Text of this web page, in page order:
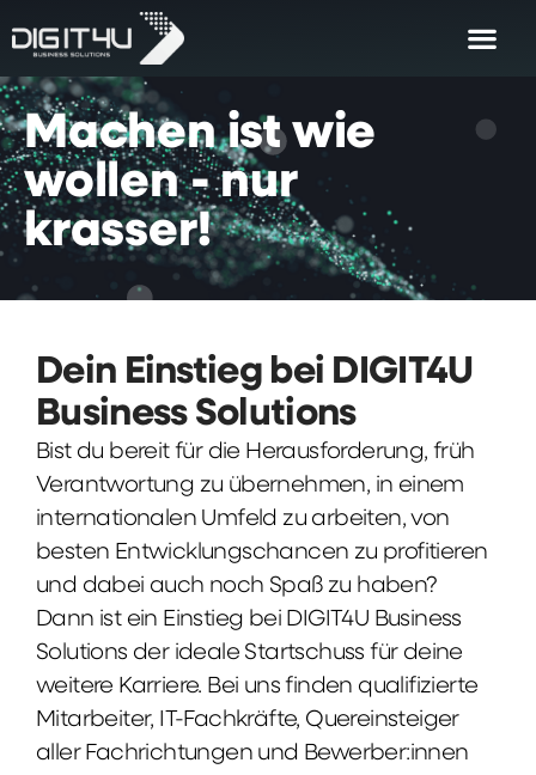
Machen ist wie
wollen - nur
krasser!
Dein Einstieg bei DIGIT4U
Business Solutions
Bist du bereit für die Herausforderung, früh
Verantwortung zu übernehmen, in einem
internationalen Umfeld zu arbeiten, von
besten Entwicklungschancen zu profitieren
und dabei auch noch Spaß zu haben?
Dann ist ein Einstieg bei DIGIT4U Business
Solutions der ideale Startschuss für deine
weitere Karriere. Bei uns finden qualifizierte
Mitarbeiter, IT-Fachkräfte, Quereinsteiger
aller Fachrichtungen und Bewerber:innen